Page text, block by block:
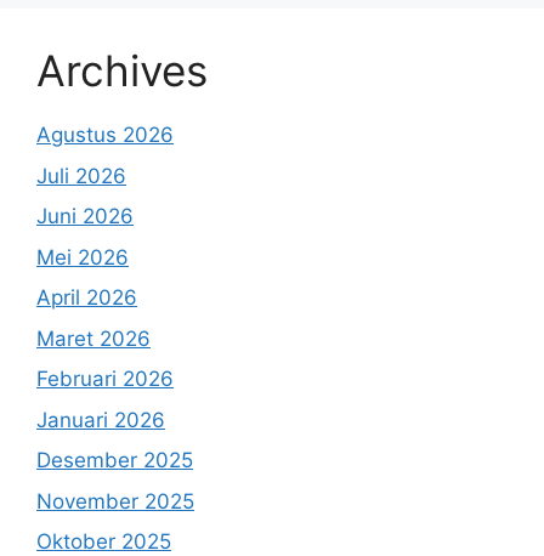
Archives
Agustus 2026
Juli 2026
Juni 2026
Mei 2026
April 2026
Maret 2026
Februari 2026
Januari 2026
Desember 2025
November 2025
Oktober 2025